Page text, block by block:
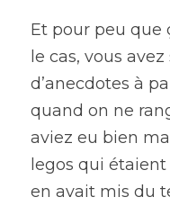
Et pour peu que
le cas, vous
d’anecdotes à
quand on ne
aviez eu bien
legos qui étaient
en avait mis du